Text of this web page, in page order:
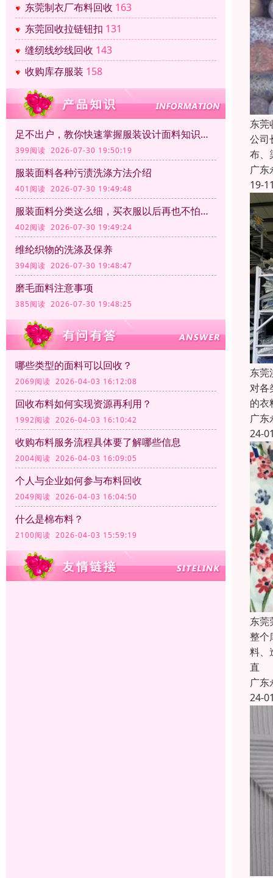
东莞制衣厂布料回收 163
东莞回收拉链钮扣 131
缝纫线纱线回收 143
收购库存服装 158
足不出户，教你快速掌握服装设计面料知识大全
399阅读 2026-07-30 19:50:19
服装面料各种污渍洗涤方法介绍
401阅读 2026-07-30 19:49:48
服装面料分类这么细，买衣服以后再也不怕被坑了
402阅读 2026-07-30 19:49:24
维纶织物的洗涤及保养
394阅读 2026-07-30 19:48:47
磨毛面料注意事项
385阅读 2026-07-30 19:48:25
哪些类型的面料可以回收？
2069阅读 2026-04-03 16:12:08
回收布料如何实现资源再利用？
1992阅读 2026-04-03 16:10:42
收购布料服务流程具体要了解哪些信息
2004阅读 2026-04-03 16:09:05
个人与企业如何参与布料回收
2049阅读 2026-04-03 16:04:50
什么是棉布料？
2100阅读 2026-04-03 15:59:19
东莞
公司
布、
广东
19-
东莞
对各
的衣
广东
24-
东莞
整个
料、
直
广东
24-